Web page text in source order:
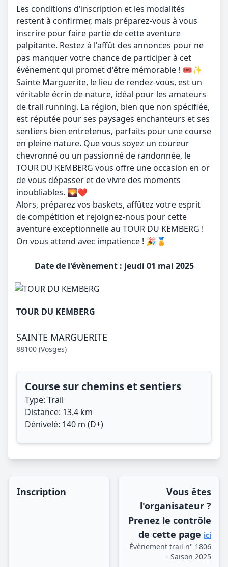
Les conditions d'inscription et les modalités
restent à confirmer, mais préparez-vous à vous
inscrire pour faire partie de cette aventure
palpitante. Restez à l'affût des annonces pour ne
pas manquer votre chance de participer à cet
événement qui promet d'être mémorable ! 🎟️✨
Sainte Marguerite, le lieu de rendez-vous, est un
véritable écrin de nature, idéal pour les amateurs
de trail running. La région, bien que non spécifiée,
est réputée pour ses paysages enchanteurs et ses
sentiers bien entretenus, parfaits pour une course
en pleine nature. Que vous soyez un coureur
chevronné ou un passionné de randonnée, le
TOUR DU KEMBERG vous offre une occasion en or
de vous dépasser et de vivre des moments
inoubliables. 🌄❤️
Alors, préparez vos baskets, affûtez votre esprit
de compétition et rejoignez-nous pour cette
aventure exceptionnelle au TOUR DU KEMBERG !
On vous attend avec impatience ! 🎉🏅
Date de l'évènement : jeudi 01 mai 2025
TOUR DU KEMBERG
SAINTE MARGUERITE
88100 (Vosges)
Course sur chemins et sentiers
Type: Trail
Distance: 13.4 km
Dénivelé: 140 m (D+)
Inscription
Vous êtes
l'organisateur ?
Prenez le contrôle
de cette page ici
Évènement trail n° 1806
- Saison 2025